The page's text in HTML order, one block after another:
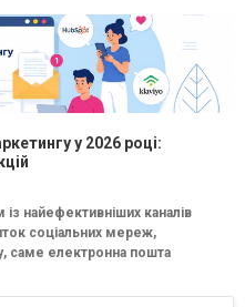
у 2026 році:
найефективніших каналів
соціальних мереж,
саме електронна пошта